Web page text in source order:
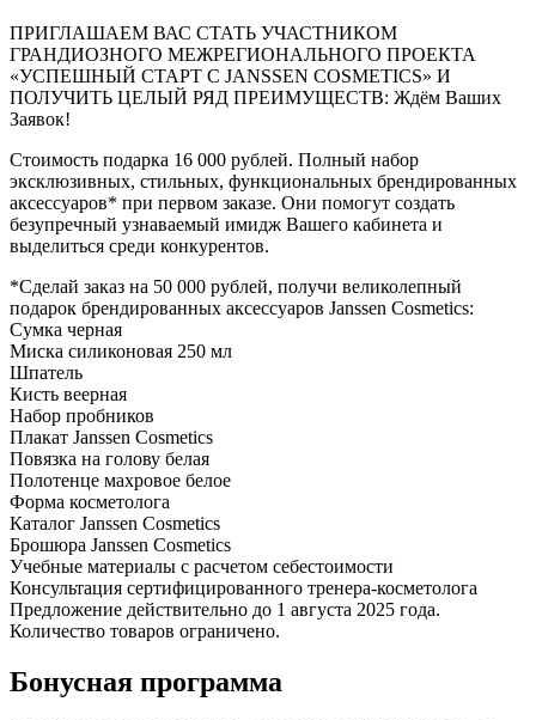
ПРИГЛАШАЕМ ВАС СТАТЬ УЧАСТНИКОМ
ГРАНДИОЗНОГО МЕЖРЕГИОНАЛЬНОГО ПРОЕКТА
«УСПЕШНЫЙ СТАРТ С JANSSEN COSMETICS» И
ПОЛУЧИТЬ ЦЕЛЫЙ РЯД ПРЕИМУЩЕСТВ: Ждём Ваших
Заявок!
Стоимость подарка 16 000 рублей. Полный набор
эксклюзивных, стильных, функциональных брендированных
аксессуаров* при первом заказе. Они помогут создать
безупречный узнаваемый имидж Вашего кабинета и
выделиться среди конкурентов.
*Сделай заказ на 50 000 рублей, получи великолепный
подарок брендированных аксессуаров Janssen Cosmetics:
Сумка черная
Миска силиконовая 250 мл
Шпатель
Кисть веерная
Набор пробников
Плакат Janssen Cosmetics
Повязка на голову белая
Полотенце махровое белое
Форма косметолога
Каталог Janssen Cosmetics
Брошюра Janssen Cosmetics
Учебные материалы с расчетом себестоимости
Консультация сертифицированного тренера-косметолога
Предложение действительно до 1 августа 2025 года.
Количество товаров ограничено.
Бонусная программа